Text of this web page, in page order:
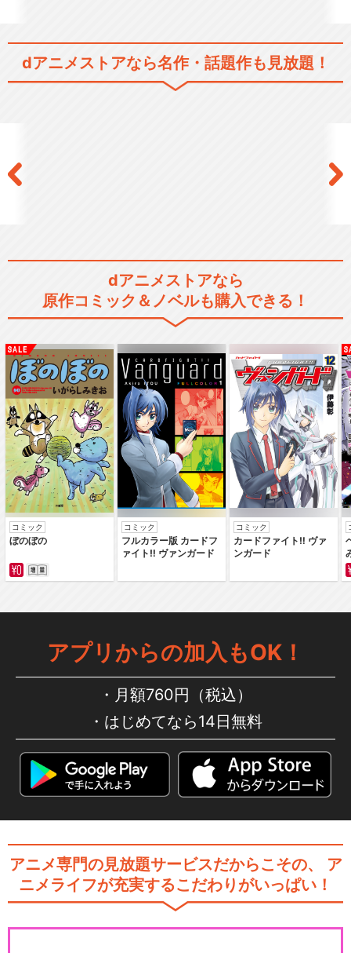
dアニメストアなら名作・話題作も見放題！
dアニメストアなら
原作コミック＆ノベルも購入できる！
コミック
ぼのぼの
コミック
フルカラー版 カードフ
ァイト‼ ヴァンガード
コミック
カードファイト‼ ヴァ
ンガード
アプリからの加入もOK！
月額760円（税込）
はじめてなら14日無料
アニメ専門の見放題サービスだからこその、
ア
ニメライフが充実するこだわりがいっぱい！